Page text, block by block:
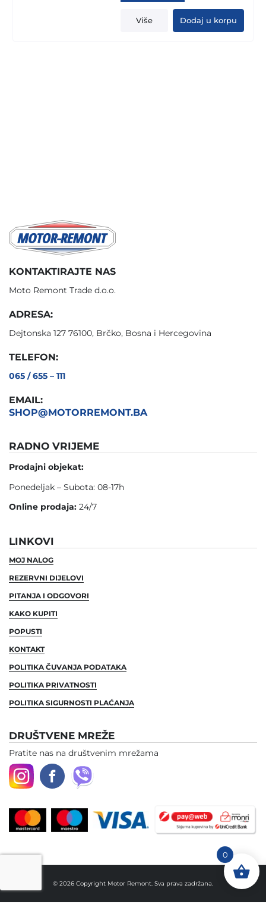
price
was:
299,00 KM.
price
is:
239,90 KM.
Više Dodaj u korpu
KONTAKTIRAJTE NAS
Moto Remont Trade d.o.o.
ADRESA:
Dejtonska 127 76100, Brčko, Bosna i Hercegovina
TELEFON:
065 / 655 – 111
EMAIL:
SHOP@MOTORREMONT.BA
RADNO VRIJEME
Prodajni objekat:
Ponedeljak – Subota: 08-17h
Online prodaja: 24/7
LINKOVI
MOJ NALOG
REZERVNI DIJELOVI
PITANJA I ODGOVORI
KAKO KUPITI
POPUSTI
KONTAKT
POLITIKA ČUVANJA PODATAKA
POLITIKA PRIVATNOSTI
POLITIKA SIGURNOSTI PLAĆANJA
DRUŠTVENE MREŽE
Pratite nas na društvenim mrežama
© 2026 Copyright Motor Remont. Sva prava zadržana.
0